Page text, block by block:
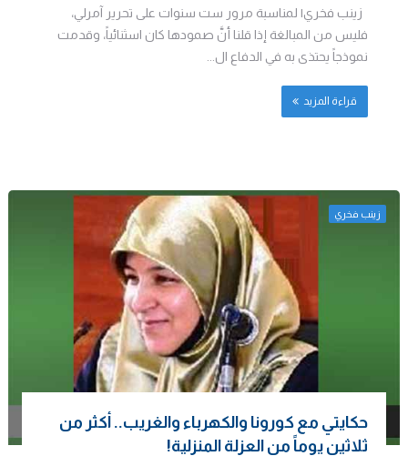
زينب فخري| لمناسبة مرور ست سنوات على تحرير آمرلي،
فليس من المبالغة إذا قلنا أنَّ صمودها كان اسثنائياً، وقدمت
نموذجاً يحتذى به في الدفاع ال...
قراءة المزيد
زينب فخري
حكايتي مع كورونا والكهرباء والغريب.. أكثر من
ثلاثين يوماً من العزلة المنزلية!